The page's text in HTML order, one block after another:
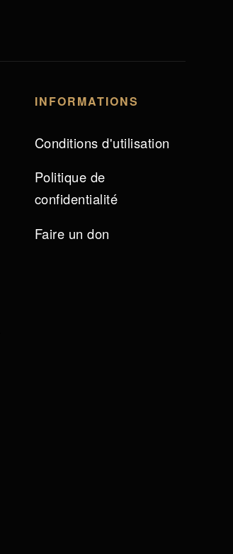
INFORMATIONS
Conditions d'utilisation
Politique de
confidentialité
Faire un don